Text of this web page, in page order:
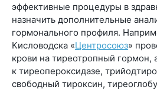
эффективные процедуры в
назначить дополнительные
гормонального профиля.
Кисловодска «Центросоюз»
крови на тиреотропный гормон,
к тиреопероксидазе,
свободный тироксин,